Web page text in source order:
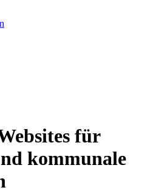
für
kommunale